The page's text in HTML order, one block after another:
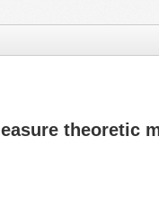
theoretic